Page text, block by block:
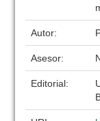
Autor:
Asesor:
Editorial: